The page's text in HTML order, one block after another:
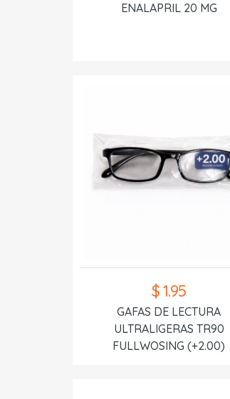
ENALAPRIL 20 MG
$ 1.95
GAFAS DE LECTURA
ULTRALIGERAS TR90
FULLWOSING (+2.00)